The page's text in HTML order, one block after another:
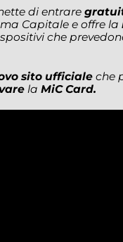
di entrare
Capitale e offre la
che
sito ufficiale che
la MiC Card.